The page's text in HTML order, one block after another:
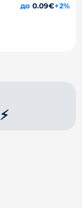
до 0.09€+2%
⚡